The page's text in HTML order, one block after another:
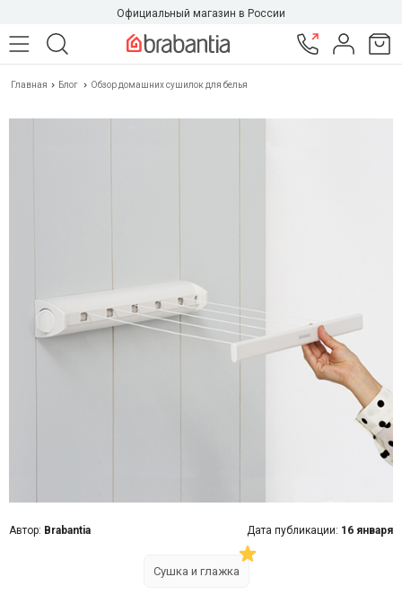
Официальный магазин в России
Главная Блог Обзор домашних сушилок для белья
Автор: Brabantia Дата публикации: 16 января
Сушка и глажка